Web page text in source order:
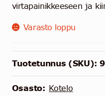
virtapainikkeeseen ja
Varasto loppu
Tuotetunnus (SKU):
Osasto: Kotelo